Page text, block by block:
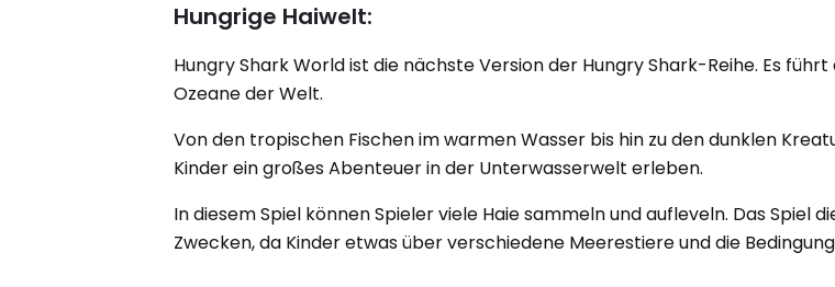
Hungrige Haiwelt:
Hungry Shark World ist die nächste Version der Hungry Shark-Reihe. Es
Ozeane der Welt.
Von den tropischen Fischen im warmen Wasser bis hin zu den dunklen
Kinder ein großes Abenteuer in der Unterwasserwelt erleben.
In diesem Spiel können Spieler viele Haie sammeln und aufleveln. Das Spiel
Zwecken, da Kinder etwas über verschiedene Meerestiere und die